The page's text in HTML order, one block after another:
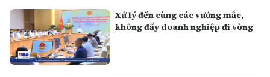
Xử lý đến cùng các vướng mắc,
không đẩy doanh nghiệp đi vòng